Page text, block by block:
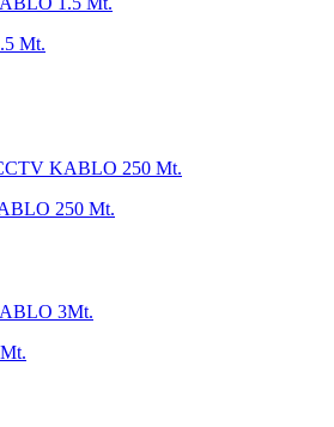
Mt.
250 Mt.